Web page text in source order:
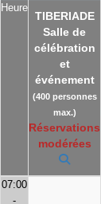
Heure
TIBERIADE
Salle de
célébration
et
événement
(400 personnes
max.)
Réservations
modérées
07:00
-